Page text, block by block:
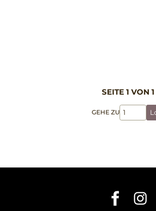
SEITE 1 VON 1
GEHE ZU